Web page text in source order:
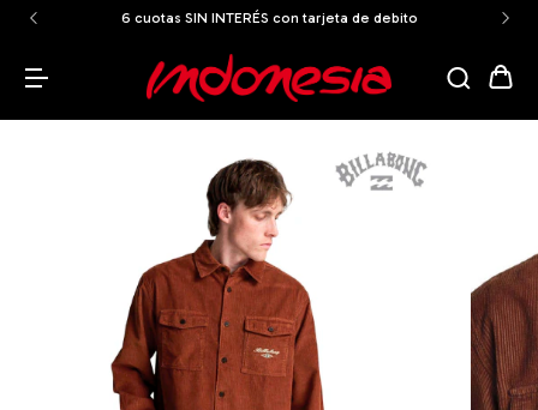
6 cuotas SIN INTERÉS con tarjeta de debito